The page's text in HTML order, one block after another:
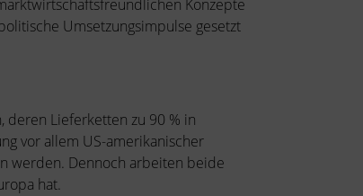
Konzepte
Umsetzungsimpulse gesetzt
deren Lieferketten zu 90 % in
vor allem US-amerikanischer
werden. Dennoch arbeiten beide
hat.